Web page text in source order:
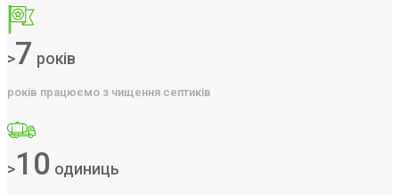
>7 років
років працюємо з чищення септиків
>10 одиниць